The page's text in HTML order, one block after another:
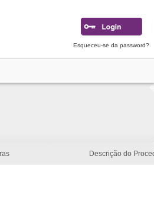
Esqueceu-se da password?
Descrição do